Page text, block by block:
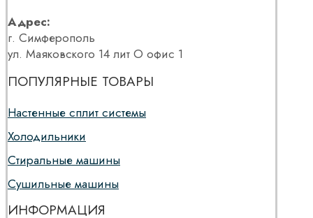
Адрес:
г. Симферополь
ул. Маяковского 14 лит О офис 1
ПОПУЛЯРНЫЕ ТОВАРЫ
Настенные сплит системы
Холодильники
Стиральные машины
Сушильные машины
ИНФОРМАЦИЯ